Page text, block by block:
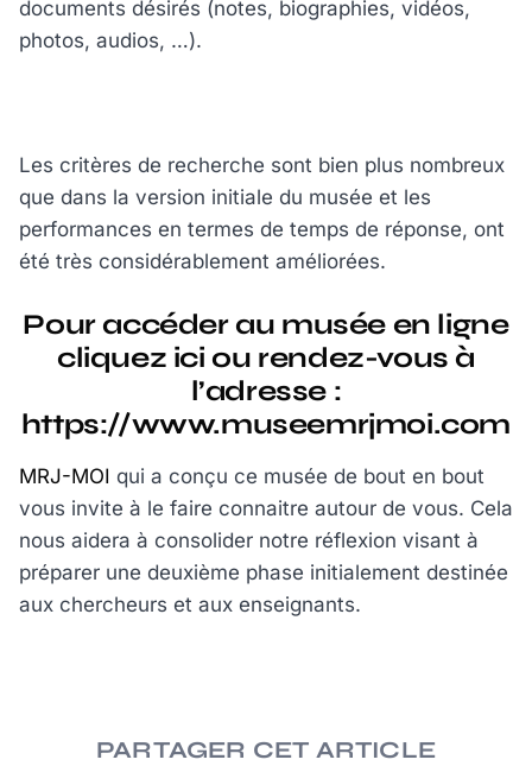
documents désirés (notes, biographies, vidéos,
photos, audios, …).
Les critères de recherche sont bien plus nombreux
que dans la version initiale du musée et les
performances en termes de temps de réponse, ont
été très considérablement améliorées.
Pour accéder au musée en ligne
cliquez ici ou rendez-vous à
l’adresse :
https://www.museemrjmoi.com
MRJ-MOI qui a conçu ce musée de bout en bout
vous invite à le faire connaitre autour de vous. Cela
nous aidera à consolider notre réflexion visant à
préparer une deuxième phase initialement destinée
aux chercheurs et aux enseignants.
PARTAGER CET ARTICLE